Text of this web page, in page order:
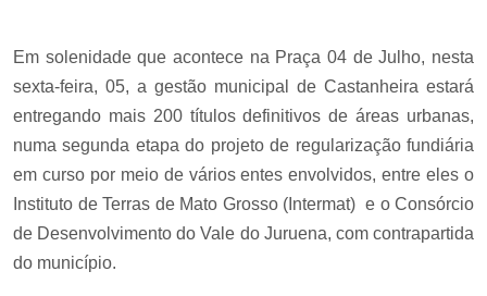
Em solenidade que acontece na Praça 04 de Julho, nesta
sexta-feira, 05, a gestão municipal de Castanheira estará
entregando mais 200 títulos definitivos de áreas urbanas,
numa segunda etapa do projeto de regularização fundiária
em curso por meio de vários entes envolvidos, entre eles o
Instituto de Terras de Mato Grosso (Intermat) e o Consórcio
de Desenvolvimento do Vale do Juruena, com contrapartida
do município.